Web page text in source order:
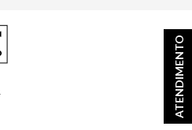
ATENDIMENTO